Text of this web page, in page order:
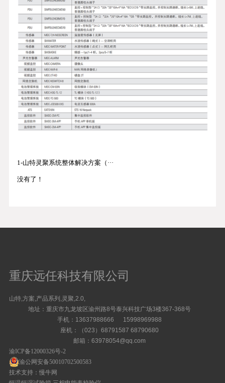
1-山特灵聚系统整体解决方案（···
没有了！
重庆远任科技有限公司
山特,方案,产品系列,灵聚,2.0,
地址：重庆市九龙坡区渝州路8号泰兴科技广场3楼367-368号
手机：13637988666 15998969988
座机：（023）68791587 68790680
邮箱：63978054@qq.com
渝ICP备12000326号-2
渝公网安备50010702500583
技术支持：慢牛网